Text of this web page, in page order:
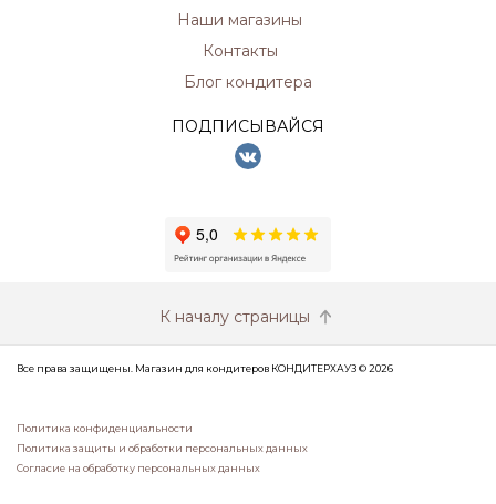
Наши магазины
Контакты
Блог кондитера
ПОДПИСЫВАЙСЯ
К началу страницы
Все права защищены. Магазин для кондитеров КОНДИТЕРХАУЗ © 2026
Политика конфиденциальности
Политика защиты и обработки персональных данных
Согласие на обработку персональных данных